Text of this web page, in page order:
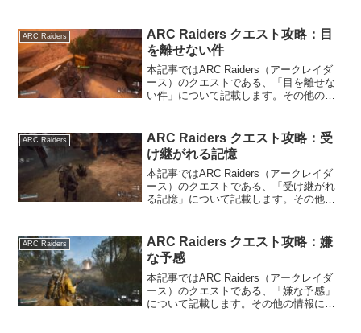
ロッカーの内容ARC Raidersのク...
ARC Raiders
ARC Raiders クエスト攻略：目
を離せない件
本記事ではARC Raiders（アークレイダ
ース）のクエストである、「目を離せな
い件」について記載します。その他の情
せない件の内容ARC Raidersのク...
ARC Raiders
ARC Raiders クエスト攻略：受
け継がれる記憶
本記事ではARC Raiders（アークレイダ
ース）のクエストである、「受け継がれ
る記憶」について記載します。その他の
継がれる記憶の内容ARC Raiders...
ARC Raiders
ARC Raiders クエスト攻略：嫌
な予感
本記事ではARC Raiders（アークレイダ
ース）のクエストである、「嫌な予感」
について記載します。その他の情報につ